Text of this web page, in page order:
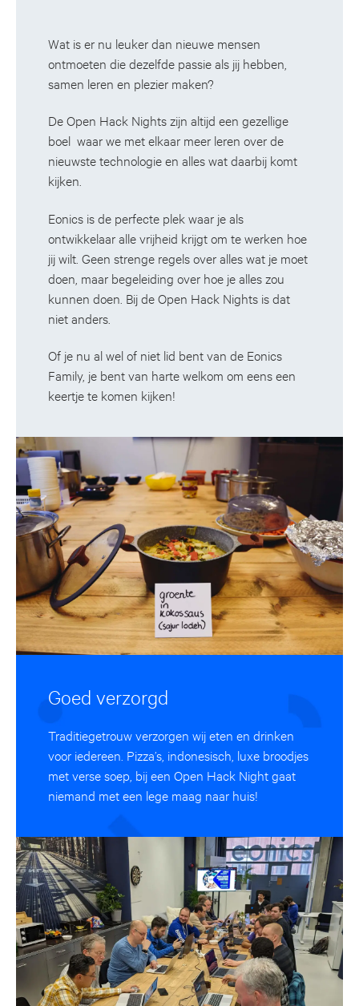
Wat is er nu leuker dan nieuwe mensen
ontmoeten die dezelfde passie als jij hebben,
samen leren en plezier maken?
De Open Hack Nights zijn altijd een gezellige
boel waar we met elkaar meer leren over de
nieuwste technologie en alles wat daarbij komt
kijken.
Eonics is de perfecte plek waar je als
ontwikkelaar alle vrijheid krijgt om te werken hoe
jij wilt. Geen strenge regels over alles wat je moet
doen, maar begeleiding over hoe je alles zou
kunnen doen. Bij de Open Hack Nights is dat
niet anders.
Of je nu al wel of niet lid bent van de Eonics
Family, je bent van harte welkom om eens een
keertje te komen kijken!
Goed verzorgd
Traditiegetrouw verzorgen wij eten en drinken
voor iedereen. Pizza’s, indonesisch, luxe broodjes
met verse soep, bij een Open Hack Night gaat
niemand met een lege maag naar huis!